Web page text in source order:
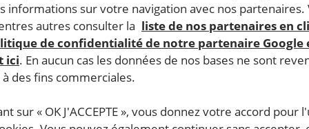
le Burkina Faso et le Mali, membres de l’Alliance des
informations sur votre navigation avec nos partenaires.
autres consulter la liste de nos partenaires en
de confidentialité de notre partenaire Google
ici. En aucun cas les données de nos bases ne sont
des fins commerciales.
sur « OK J'ACCEPTE », vous donnez votre accord pour